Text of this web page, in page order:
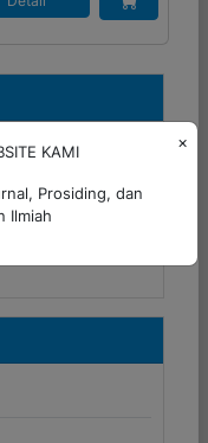
×
KAMI
Prosiding, dan
Ilmiah